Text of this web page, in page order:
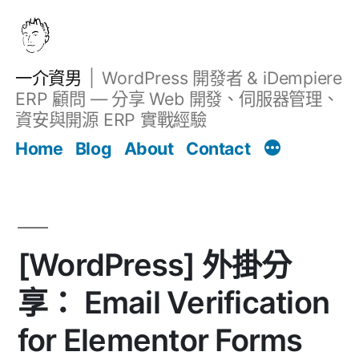
一介資男
WordPress 開發者 & iDempiere
ERP 顧問 — 分享 Web 開發、伺服器管理、
資安與開源 ERP 實戰經驗
Home
Blog About Contact
[WordPress] 外掛分
享： Email Verification
for Elementor Forms
文章 Filter